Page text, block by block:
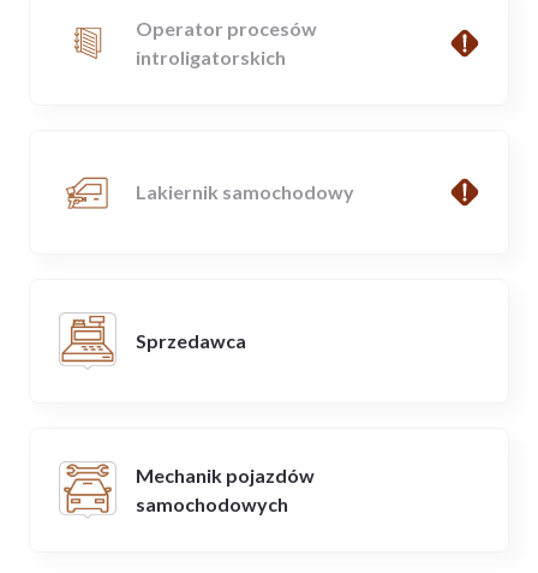
Operator procesów
introligatorskich
Lakiernik samochodowy
Sprzedawca
Mechanik pojazdów
samochodowych